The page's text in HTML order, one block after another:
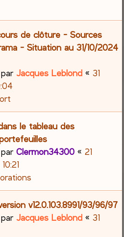
de clôture - Sources
- Situation au 31/10/2024
parJacques Leblond «31
le tableau des
parClermon34300 «21
v12.0.103.8991/93/96/97
parJacques Leblond «31